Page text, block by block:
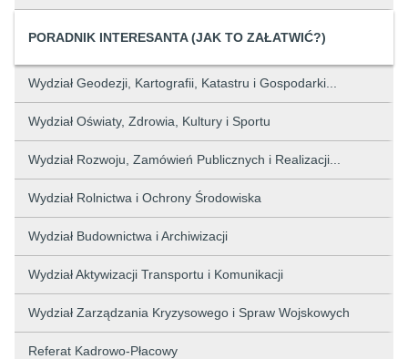
PORADNIK INTERESANTA (JAK TO ZAŁATWIĆ?)
Wydział Geodezji, Kartografii, Katastru i Gospodarki...
Wydział Oświaty, Zdrowia, Kultury i Sportu
Wydział Rozwoju, Zamówień Publicznych i Realizacji...
Wydział Rolnictwa i Ochrony Środowiska
Wydział Budownictwa i Archiwizacji
Wydział Aktywizacji Transportu i Komunikacji
Wydział Zarządzania Kryzysowego i Spraw Wojskowych
Referat Kadrowo-Płacowy